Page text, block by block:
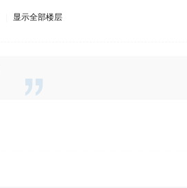
显示全部楼层